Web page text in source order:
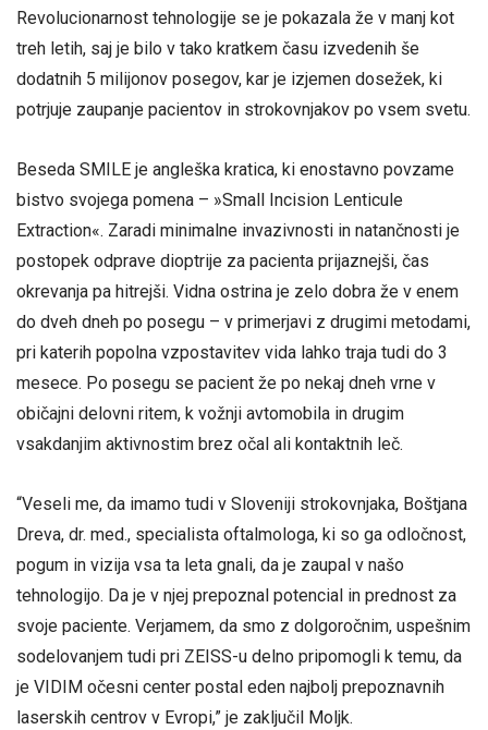
Revolucionarnost tehnologije se je pokazala že v manj kot
treh letih, saj je bilo v tako kratkem času izvedenih še
dodatnih 5 milijonov posegov, kar je izjemen dosežek, ki
potrjuje zaupanje pacientov in strokovnjakov po vsem svetu.
Beseda SMILE je angleška kratica, ki enostavno povzame
bistvo svojega pomena – »Small Incision Lenticule
Extraction«. Zaradi minimalne invazivnosti in natančnosti je
postopek odprave dioptrije za pacienta prijaznejši, čas
okrevanja pa hitrejši. Vidna ostrina je zelo dobra že v enem
do dveh dneh po posegu – v primerjavi z drugimi metodami,
pri katerih popolna vzpostavitev vida lahko traja tudi do 3
mesece. Po posegu se pacient že po nekaj dneh vrne v
običajni delovni ritem, k vožnji avtomobila in drugim
vsakdanjim aktivnostim brez očal ali kontaktnih leč.
“Veseli me, da imamo tudi v Sloveniji strokovnjaka, Boštjana
Dreva, dr. med., specialista oftalmologa, ki so ga odločnost,
pogum in vizija vsa ta leta gnali, da je zaupal v našo
tehnologijo. Da je v njej prepoznal potencial in prednost za
svoje paciente. Verjamem, da smo z dolgoročnim, uspešnim
sodelovanjem tudi pri ZEISS-u delno pripomogli k temu, da
je VIDIM očesni center postal eden najbolj prepoznavnih
laserskih centrov v Evropi,” je zaključil Moljk.